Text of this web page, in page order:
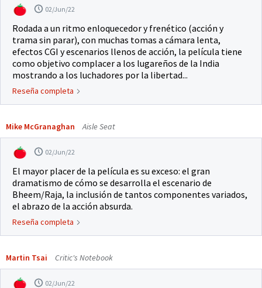
02/Jun/22
Rodada a un ritmo enloquecedor y frenético (acción y
trama sin parar), con muchas tomas a cámara lenta,
efectos CGI y escenarios llenos de acción, la película tiene
como objetivo complacer a los lugareños de la India
mostrando a los luchadores por la libertad...
Reseña completa
Mike McGranaghan Aisle Seat
02/Jun/22
El mayor placer de la película es su exceso: el gran
dramatismo de cómo se desarrolla el escenario de
Bheem/Raja, la inclusión de tantos componentes variados,
el abrazo de la acción absurda.
Reseña completa
Martin Tsai Critic's Notebook
02/Jun/22